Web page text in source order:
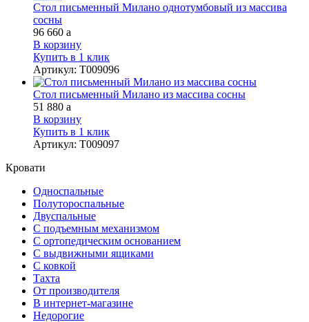
Стол письменный Милано однотумбовый из массива
сосны
96 660 a
В корзину
Купить в 1 клик
Артикул: Т009096
Стол письменный Милано из массива сосны
51 880 a
В корзину
Купить в 1 клик
Артикул: Т009097
Кровати
Односпальные
Полутороспальные
Двуспальные
С подъемным механизмом
С ортопедическим основанием
С выдвижными ящиками
С ковкой
Тахта
От производителя
В интернет-магазине
Недорогие